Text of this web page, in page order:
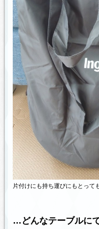
片付けにも持ち運びにもとって
…どんなテーブルに